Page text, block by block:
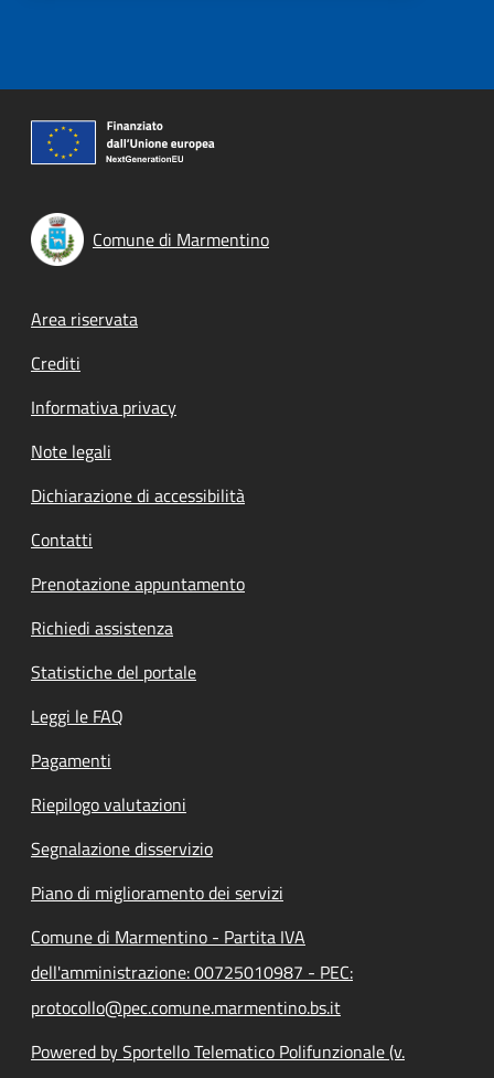
Comune di Marmentino
Footer menu
Area riservata
Crediti
Informativa privacy
Note legali
Dichiarazione di accessibilità
Contatti
Prenotazione appuntamento
Richiedi assistenza
Statistiche del portale
Leggi le FAQ
Pagamenti
Riepilogo valutazioni
Segnalazione disservizio
Piano di miglioramento dei servizi
Comune di Marmentino - Partita IVA
dell'amministrazione: 00725010987 - PEC:
protocollo@pec.comune.marmentino.bs.it
Powered by Sportello Telematico Polifunzionale (v.